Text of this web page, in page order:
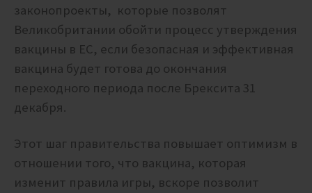
законопроекты, которые позволят
Великобритании обойти процесс утверждения
вакцины в ЕС, если безопасная и эффективная
вакцина будет готова до окончания
переходного периода после Брексита 31
декабря.
Этот шаг правительства повышает оптимизм в
отношении того, что вакцина, которая
изменит правила игры, вскоре позволит